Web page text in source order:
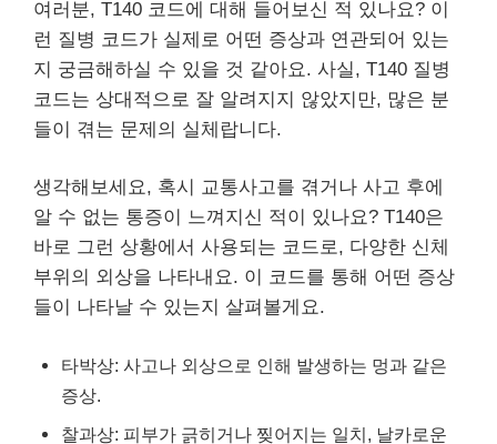
여러분, T140 코드에 대해 들어보신 적 있나요? 이
런 질병 코드가 실제로 어떤 증상과 연관되어 있는
지 궁금해하실 수 있을 것 같아요. 사실, T140 질병
코드는 상대적으로 잘 알려지지 않았지만, 많은 분
들이 겪는 문제의 실체랍니다.
생각해보세요, 혹시 교통사고를 겪거나 사고 후에
알 수 없는 통증이 느껴지신 적이 있나요? T140은
바로 그런 상황에서 사용되는 코드로, 다양한 신체
부위의 외상을 나타내요. 이 코드를 통해 어떤 증상
들이 나타날 수 있는지 살펴볼게요.
타박상: 사고나 외상으로 인해 발생하는 멍과 같은
증상.
찰과상: 피부가 긁히거나 찢어지는 일치, 날카로운